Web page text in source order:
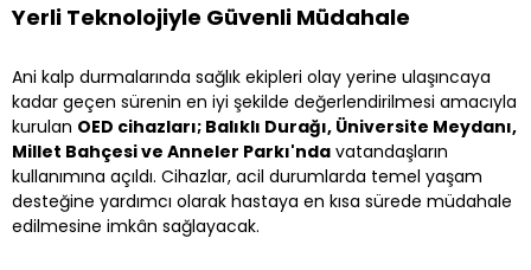
Yerli Teknolojiyle Güvenli Müdahale
Ani kalp durmalarında sağlık ekipleri olay yerine ulaşıncaya
kadar geçen sürenin en iyi şekilde değerlendirilmesi amacıyla
kurulan OED cihazları; Balıklı Durağı, Üniversite Meydanı,
Millet Bahçesi ve Anneler Parkı'nda vatandaşların
kullanımına açıldı. Cihazlar, acil durumlarda temel yaşam
desteğine yardımcı olarak hastaya en kısa sürede müdahale
edilmesine imkân sağlayacak.